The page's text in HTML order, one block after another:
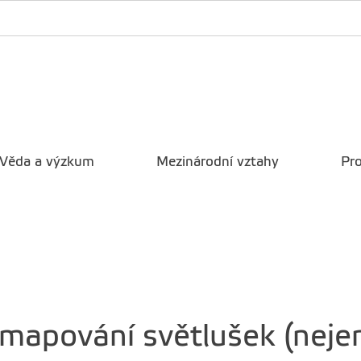
a výzkum Mezinárodní vztahy
světlušek